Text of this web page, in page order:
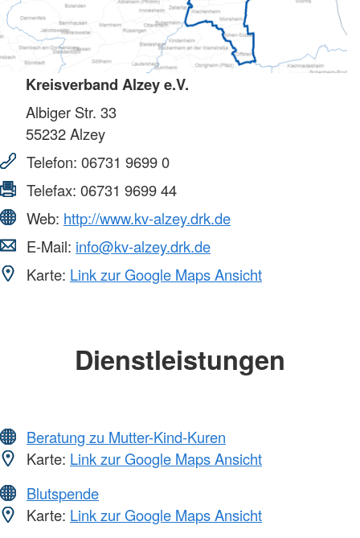
Kreisverband Alzey e.V.
Albiger Str. 33
55232Alzey
Telefon: 06731 9699 0
Telefax: 06731 9699 44
Web: http://www.kv-alzey.drk.de
E-Mail: info@kv-alzey.drk.de
Karte: Link zur Google Maps Ansicht
Dienstleistungen
Beratung zu Mutter-Kind-Kuren
Karte: Link zur Google Maps Ansicht
Blutspende
Karte: Link zur Google Maps Ansicht